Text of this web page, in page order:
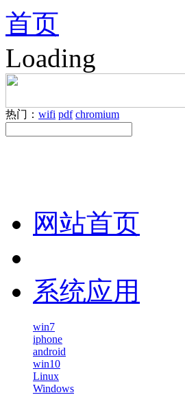
首页
Loading
热门： wifi pdf chromium
网站首页
系统应用
win7
iphone
android
win10
Linux
Windows